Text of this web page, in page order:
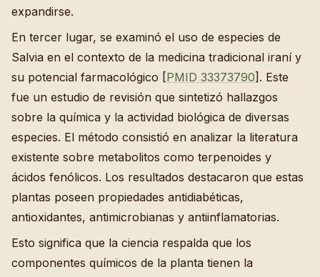
expandirse.
En tercer lugar, se examinó el uso de especies de
Salvia en el contexto de la medicina tradicional iraní y
su potencial farmacológico [PMID 33373790]. Este
fue un estudio de revisión que sintetizó hallazgos
sobre la química y la actividad biológica de diversas
especies. El método consistió en analizar la literatura
existente sobre metabolitos como terpenoides y
ácidos fenólicos. Los resultados destacaron que estas
plantas poseen propiedades antidiabéticas,
antioxidantes, antimicrobianas y antiinflamatorias.
Esto significa que la ciencia respalda que los
componentes químicos de la planta tienen la